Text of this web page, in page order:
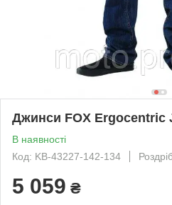
Джинси FOX Ergocentric
В наявності
Код: KB-43227-142-134
5 059 ₴